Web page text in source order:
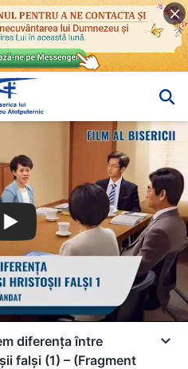
diferența între
falși (1) – (Fragment